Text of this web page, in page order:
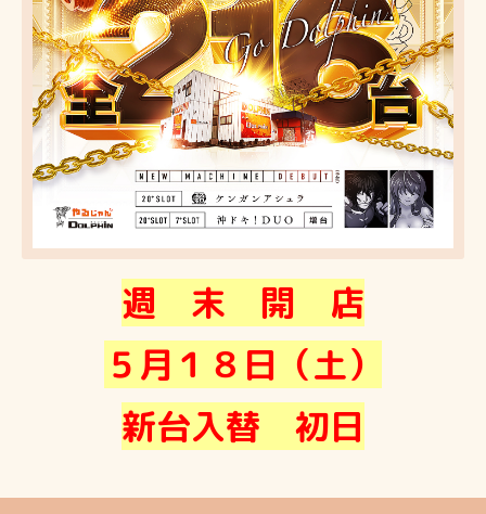
週 末 開 店
５月１８日（土）
新台入替 初日